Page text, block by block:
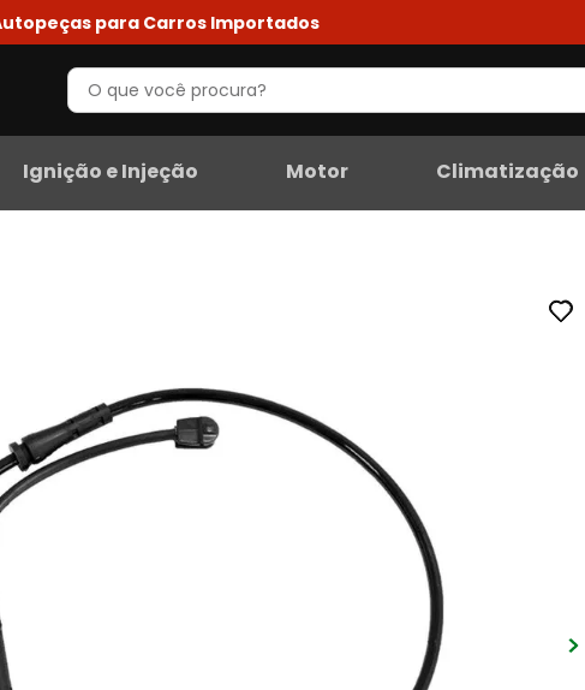
para Carros Importados
Ignição e Injeção Motor Climatização